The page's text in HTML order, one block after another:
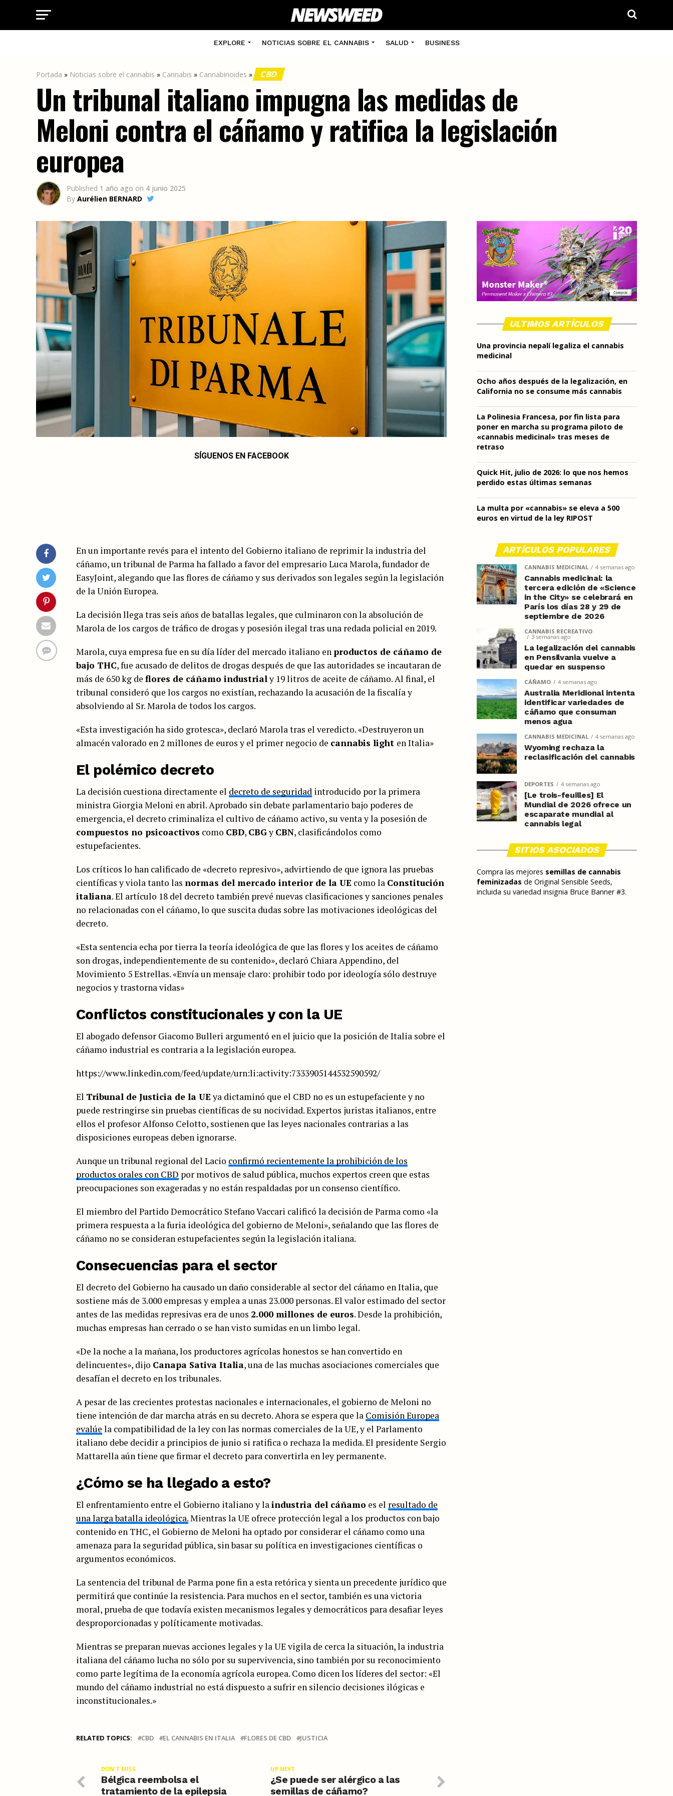
EXPLORE NOTICIAS SOBRE EL CANNABIS SALUD BUSINESS
Portada » Noticias sobre el cannabis » Cannabis » Cannabinoides » CBD
Un tribunal italiano impugna las medidas de
Meloni contra el cáñamo y ratifica la legislación
europea
Published 1 año ago on 4 junio 2025
By Aurélien BERNARD
SÍGUENOS EN FACEBOOK
En un importante revés para el intento del Gobierno italiano de reprimir la industria del
cáñamo, un tribunal de Parma ha fallado a favor del empresario Luca Marola, fundador de
EasyJoint, alegando que las flores de cáñamo y sus derivados son legales según la legislación
de la Unión Europea.
La decisión llega tras seis años de batallas legales, que culminaron con la absolución de
Marola de los cargos de tráfico de drogas y posesión ilegal tras una redada policial en 2019.
Marola, cuya empresa fue en su día líder del mercado italiano en productos de cáñamo de
bajo THC, fue acusado de delitos de drogas después de que las autoridades se incautaran de
más de 650 kg de flores de cáñamo industrialy 19 litros de aceite de cáñamo. Al final, el
tribunal consideró que los cargos no existían, rechazando la acusación de la fiscalía y
absolviendo al Sr. Marola de todos los cargos.
«Esta investigación ha sido grotesca», declaró Marola tras el veredicto. «Destruyeron un
almacén valorado en 2 millones de euros y el primer negocio de cannabis light en Italia»
El polémico decreto
La decisión cuestiona directamente el decreto de seguridad introducido por la primera
ministra Giorgia Meloni en abril. Aprobado sin debate parlamentario bajo poderes de
emergencia, el decreto criminaliza el cultivo de cáñamo activo, su venta y la posesión de
compuestos no psicoactivos como CBD, CBGy CBN, clasificándolos como
estupefacientes.
Los críticos lo han calificado de «decreto represivo», advirtiendo de que ignora las pruebas
científicas y viola tanto las normas del mercado interior de la UE como la Constitución
italiana. El artículo 18 del decreto también prevé nuevas clasificaciones y sanciones penales
no relacionadas con el cáñamo, lo que suscita dudas sobre las motivaciones ideológicas del
decreto.
«Esta sentencia echa por tierra la teoría ideológica de que las flores y los aceites de cáñamo
son drogas, independientemente de su contenido», declaró Chiara Appendino, del
Movimiento 5 Estrellas. «Envía un mensaje claro: prohibir todo por ideología sólo destruye
negocios y trastorna vidas»
Conflictos constitucionales y con la UE
El abogado defensor Giacomo Bulleri argumentó en el juicio que la posición de Italia sobre el
cáñamo industrial es contraria a la legislación europea.
https://www.linkedin.com/feed/update/urn:li:activity:7333905144532590592/
El Tribunal de Justicia de la UEya dictaminó que el CBD no es un estupefaciente y no
puede restringirse sin pruebas científicas de su nocividad. Expertos juristas italianos, entre
ellos el profesor Alfonso Celotto, sostienen que las leyes nacionales contrarias a las
disposiciones europeas deben ignorarse.
Aunque un tribunal regional del Lacio confirmó recientemente la prohibición de los
productos orales con CBD por motivos de salud pública, muchos expertos creen que estas
preocupaciones son exageradas y no están respaldadas por un consenso científico.
El miembro del Partido Democrático Stefano Vaccari calificó la decisión de Parma como «la
primera respuesta a la furia ideológica del gobierno de Meloni», señalando que las flores de
cáñamo no se consideran estupefacientes según la legislación italiana.
Consecuencias para el sector
El decreto del Gobierno ha causado un daño considerable al sector del cáñamo en Italia, que
sostiene más de 3.000 empresas y emplea a unas 23.000 personas. El valor estimado del sector
antes de las medidas represivas era de unos 2.000 millones de euros. Desde la prohibición,
muchas empresas han cerrado o se han visto sumidas en un limbo legal.
«De la noche a la mañana, los productores agrícolas honestos se han convertido en
delincuentes», dijo Canapa Sativa Italia, una de las muchas asociaciones comerciales que
desafían el decreto en los tribunales.
A pesar de las crecientes protestas nacionales e internacionales, el gobierno de Meloni no
tiene intención de dar marcha atrás en su decreto. Ahora se espera que la Comisión Europea
evalúe la compatibilidad de la ley con las normas comerciales de la UE, y el Parlamento
italiano debe decidir a principios de junio si ratifica o rechaza la medida. El presidente Sergio
Mattarella aún tiene que firmar el decreto para convertirla en ley permanente.
¿Cómo se ha llegado a esto?
El enfrentamiento entre el Gobierno italiano y la industria del cáñamo es el resultado de
una larga batalla ideológica.Mientras la UE ofrece protección legal a los productos con bajo
contenido en THC, el Gobierno de Meloni ha optado por considerar el cáñamo como una
amenaza para la seguridad pública, sin basar su política en investigaciones científicas o
argumentos económicos.
La sentencia del tribunal de Parma pone fin a esta retórica y sienta un precedente jurídico que
permitirá que continúe la resistencia. Para muchos en el sector, también es una victoria
moral, prueba de que todavía existen mecanismos legales y democráticos para desafiar leyes
desproporcionadas y políticamente motivadas.
Mientras se preparan nuevas acciones legales y la UE vigila de cerca la situación, la industria
italiana del cáñamo lucha no sólo por su supervivencia, sino también por su reconocimiento
como parte legítima de la economía agrícola europea. Como dicen los líderes del sector: «El
mundo del cáñamo industrial no está dispuesto a sufrir en silencio decisiones ilógicas e
inconstitucionales.»
RELATED TOPICS: CBD EL CANNABIS EN ITALIA FLORES DE CBD JUSTICIA
UP NEXT
¿Se puede ser alérgico a las
semillas de cáñamo?
DON'T MISS
Bélgica reembolsa el
tratamiento de la epilepsia
ULTIMOS ARTÍCULOS
Una provincia nepalí legaliza el cannabis
medicinal
Ocho años después de la legalización, en
California no se consume más cannabis
La Polinesia Francesa, por fin lista para
poner en marcha su programa piloto de
«cannabis medicinal» tras meses de
retraso
Quick Hit, julio de 2026: lo que nos hemos
perdido estas últimas semanas
La multa por «cannabis» se eleva a 500
euros en virtud de la ley RIPOST
ARTÍCULOS POPULARES
CANNABIS MEDICINAL 4 semanas ago
Cannabis medicinal: la
tercera edición de «Science
in the City» se celebrará en
París los días 28 y 29 de
septiembre de 2026
CANNABIS RECREATIVO
3 semanas ago
La legalización del cannabis
en Pensilvania vuelve a
quedar en suspenso
CÁÑAMO 4 semanas ago
Australia Meridional intenta
identificar variedades de
cáñamo que consuman
menos agua
CANNABIS MEDICINAL 4 semanas ago
Wyoming rechaza la
reclasificación del cannabis
DEPORTES 4 semanas ago
[Le trois-feuilles] El
Mundial de 2026 ofrece un
escaparate mundial al
cannabis legal
SITIOS ASOCIADOS
Compra las mejores semillas de cannabis
feminizadas de Original Sensible Seeds,
incluida su variedad insignia Bruce Banner #3.